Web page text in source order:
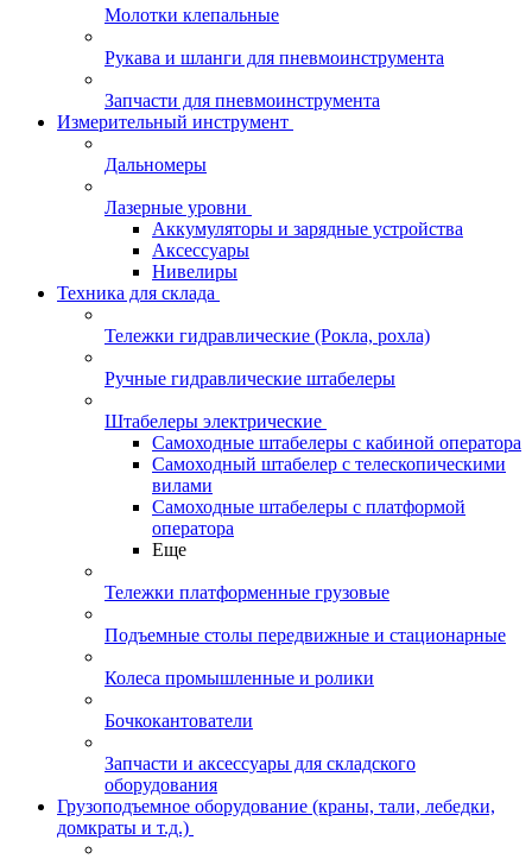
Молотки клепальные
Рукава и шланги для пневмоинструмента
Запчасти для пневмоинструмента
Измерительный инструмент
Дальномеры
Лазерные уровни
Аккумуляторы и зарядные устройства
Аксессуары
Нивелиры
Техника для склада
Тележки гидравлические (Рокла, рохла)
Ручные гидравлические штабелеры
Штабелеры электрические
Самоходные штабелеры с кабиной оператора
Самоходный штабелер с телескопическими
вилами
Самоходные штабелеры с платформой
оператора
Еще
Тележки платформенные грузовые
Подъемные столы передвижные и стационарные
Колеса промышленные и ролики
Бочкокантователи
Запчасти и аксессуары для складского
оборудования
Грузоподъемное оборудование (краны, тали, лебедки,
домкраты и т.д.)